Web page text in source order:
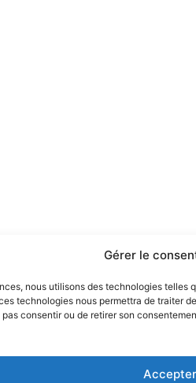
Gérer le
nous utilisons des technologies
technologies nous permettra de traiter
consentir ou de retirer son
Accepter